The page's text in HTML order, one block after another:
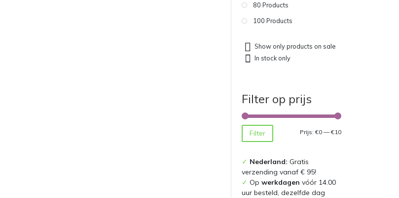
80 Products
100 Products
Show only products on sale
In stock only
Filter op prijs
Min.
Max.
Filter Prijs:€0—€10
✓ Nederland:Gratis
verzending vanaf € 95!
✓ Opwerkdagen vóór 14.00
uur besteld, dezelfde dag